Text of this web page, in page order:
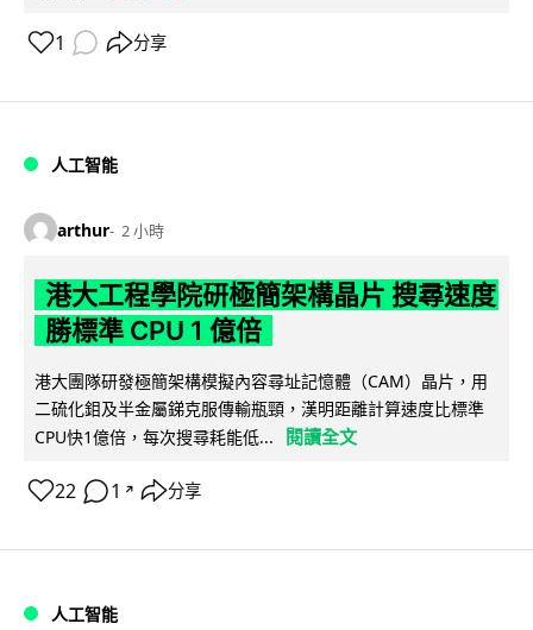
1 分享
人工智能
arthur 2 小時
港大工程學院研極簡架構晶片 搜尋速度
勝標準 CPU 1 億倍
港大團隊研發極簡架構模擬內容尋址記憶體（CAM）晶片，用
二硫化鉬及半金屬銻克服傳輸瓶頸，漢明距離計算速度比標準
CPU快1億倍，每次搜尋耗能低...
閱讀全文
22 1 ↗ 分享
人工智能